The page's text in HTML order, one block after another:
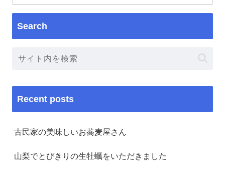
Search
Recent posts
古民家の美味しいお蕎麦屋さん
山梨でとびきりの生牡蠣をいただきました